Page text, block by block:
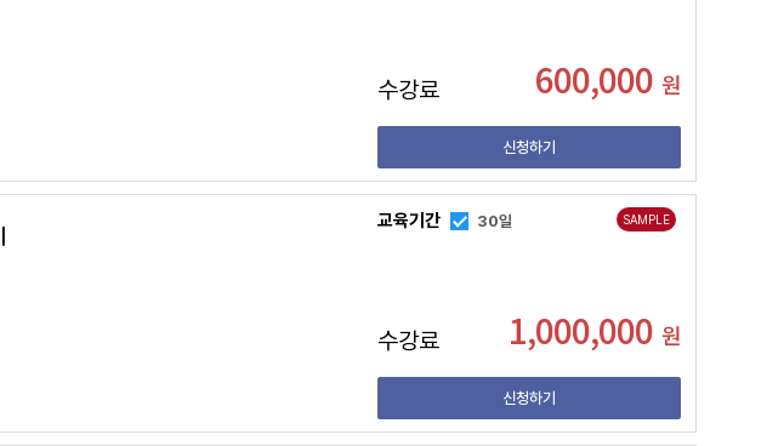
수강료 600,000 원
신청하기
교육기간 30일 SAMPLE
수강료 1,000,000 원
신청하기